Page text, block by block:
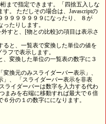
まで指定できます。「四捨五入しな
。 ただしその場合は、Javascriptの
９９９９９９９になったり、 ８が
ったりします。
すと、[物との比較]の項目は表示さ
と、一覧表で変換した単位の値を
フで表示します。
変換した単位の一覧表の数字に３
換元のみスライダーバー表示」、
」、 「スライダーバー表示を非表
ライダーバーは数字を入力する代わ
まみを右端に移動すれば最大で６倍
分の１の数字にになります。